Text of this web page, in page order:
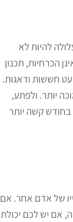
להיות לא
הכרחיות, תכנון
חששות ודאגות.
יותר. ולפתע,
בחודש קשה יותר
של אדם אחר. אם
אם יש לכם יכולת